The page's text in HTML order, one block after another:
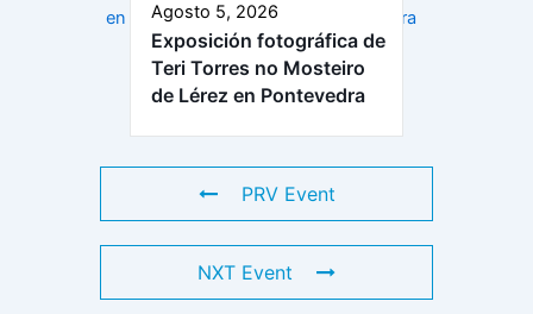
Agosto 5, 2026
Exposición fotográfica de
Teri Torres no Mosteiro
de Lérez en Pontevedra
PRV Event
NXT Event